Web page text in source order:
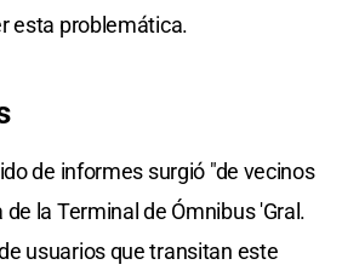
esta problemática.
de informes surgió "de vecinos
la Terminal de Ómnibus 'Gral.
usuarios que transitan este